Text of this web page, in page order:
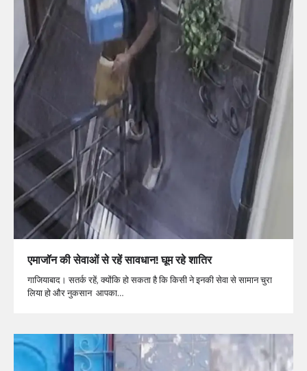
एमाजॉन की सेवाओं से रहें सावधान! घूम रहे शातिर
गाजियाबाद। सतर्क रहें, क्योंकि हो सकता है कि किसी ने इनकी सेवा से सामान चुरा
लिया हो और नुकसान आपका…